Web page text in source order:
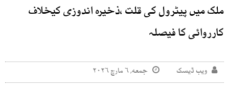
ملک میں پیٹرول کی قلت ،ذخیرہ اندوزی کیخلاف
کارروائی کا فیصلہ
ویب ڈیسک جمعه, ۶ مارچ ۲۰۲۶